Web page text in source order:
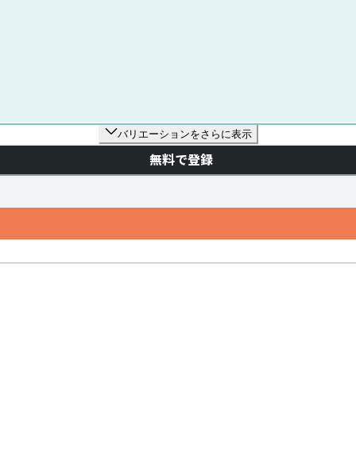
バリエーションをさらに表示
無料で登録